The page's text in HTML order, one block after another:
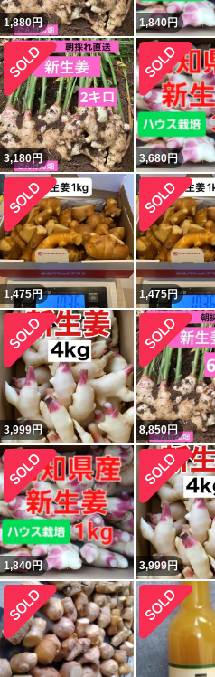
1,880円 1,840円
3,180円 3,680円
1,475円 1,475円
3,999円 8,850円
1,840円 3,999円